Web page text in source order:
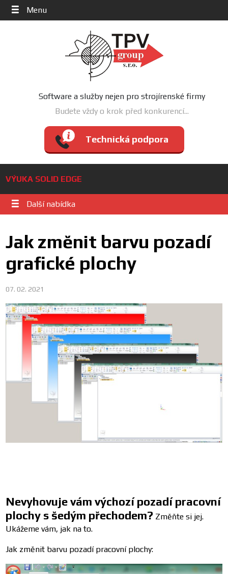
Menu
Software a služby nejen pro strojírenské firmy
Budete vždy o krok před konkurencí...
Technická podpora
VÝUKA SOLID EDGE
Další nabídka
Jak změnit barvu pozadí
grafické plochy
07. 02. 2021
Nevyhovuje vám výchozí pozadí pracovní
plochy s šedým přechodem? Změňte si jej.
Ukážeme vám, jak na to.
Jak změnit barvu pozadí pracovní plochy: